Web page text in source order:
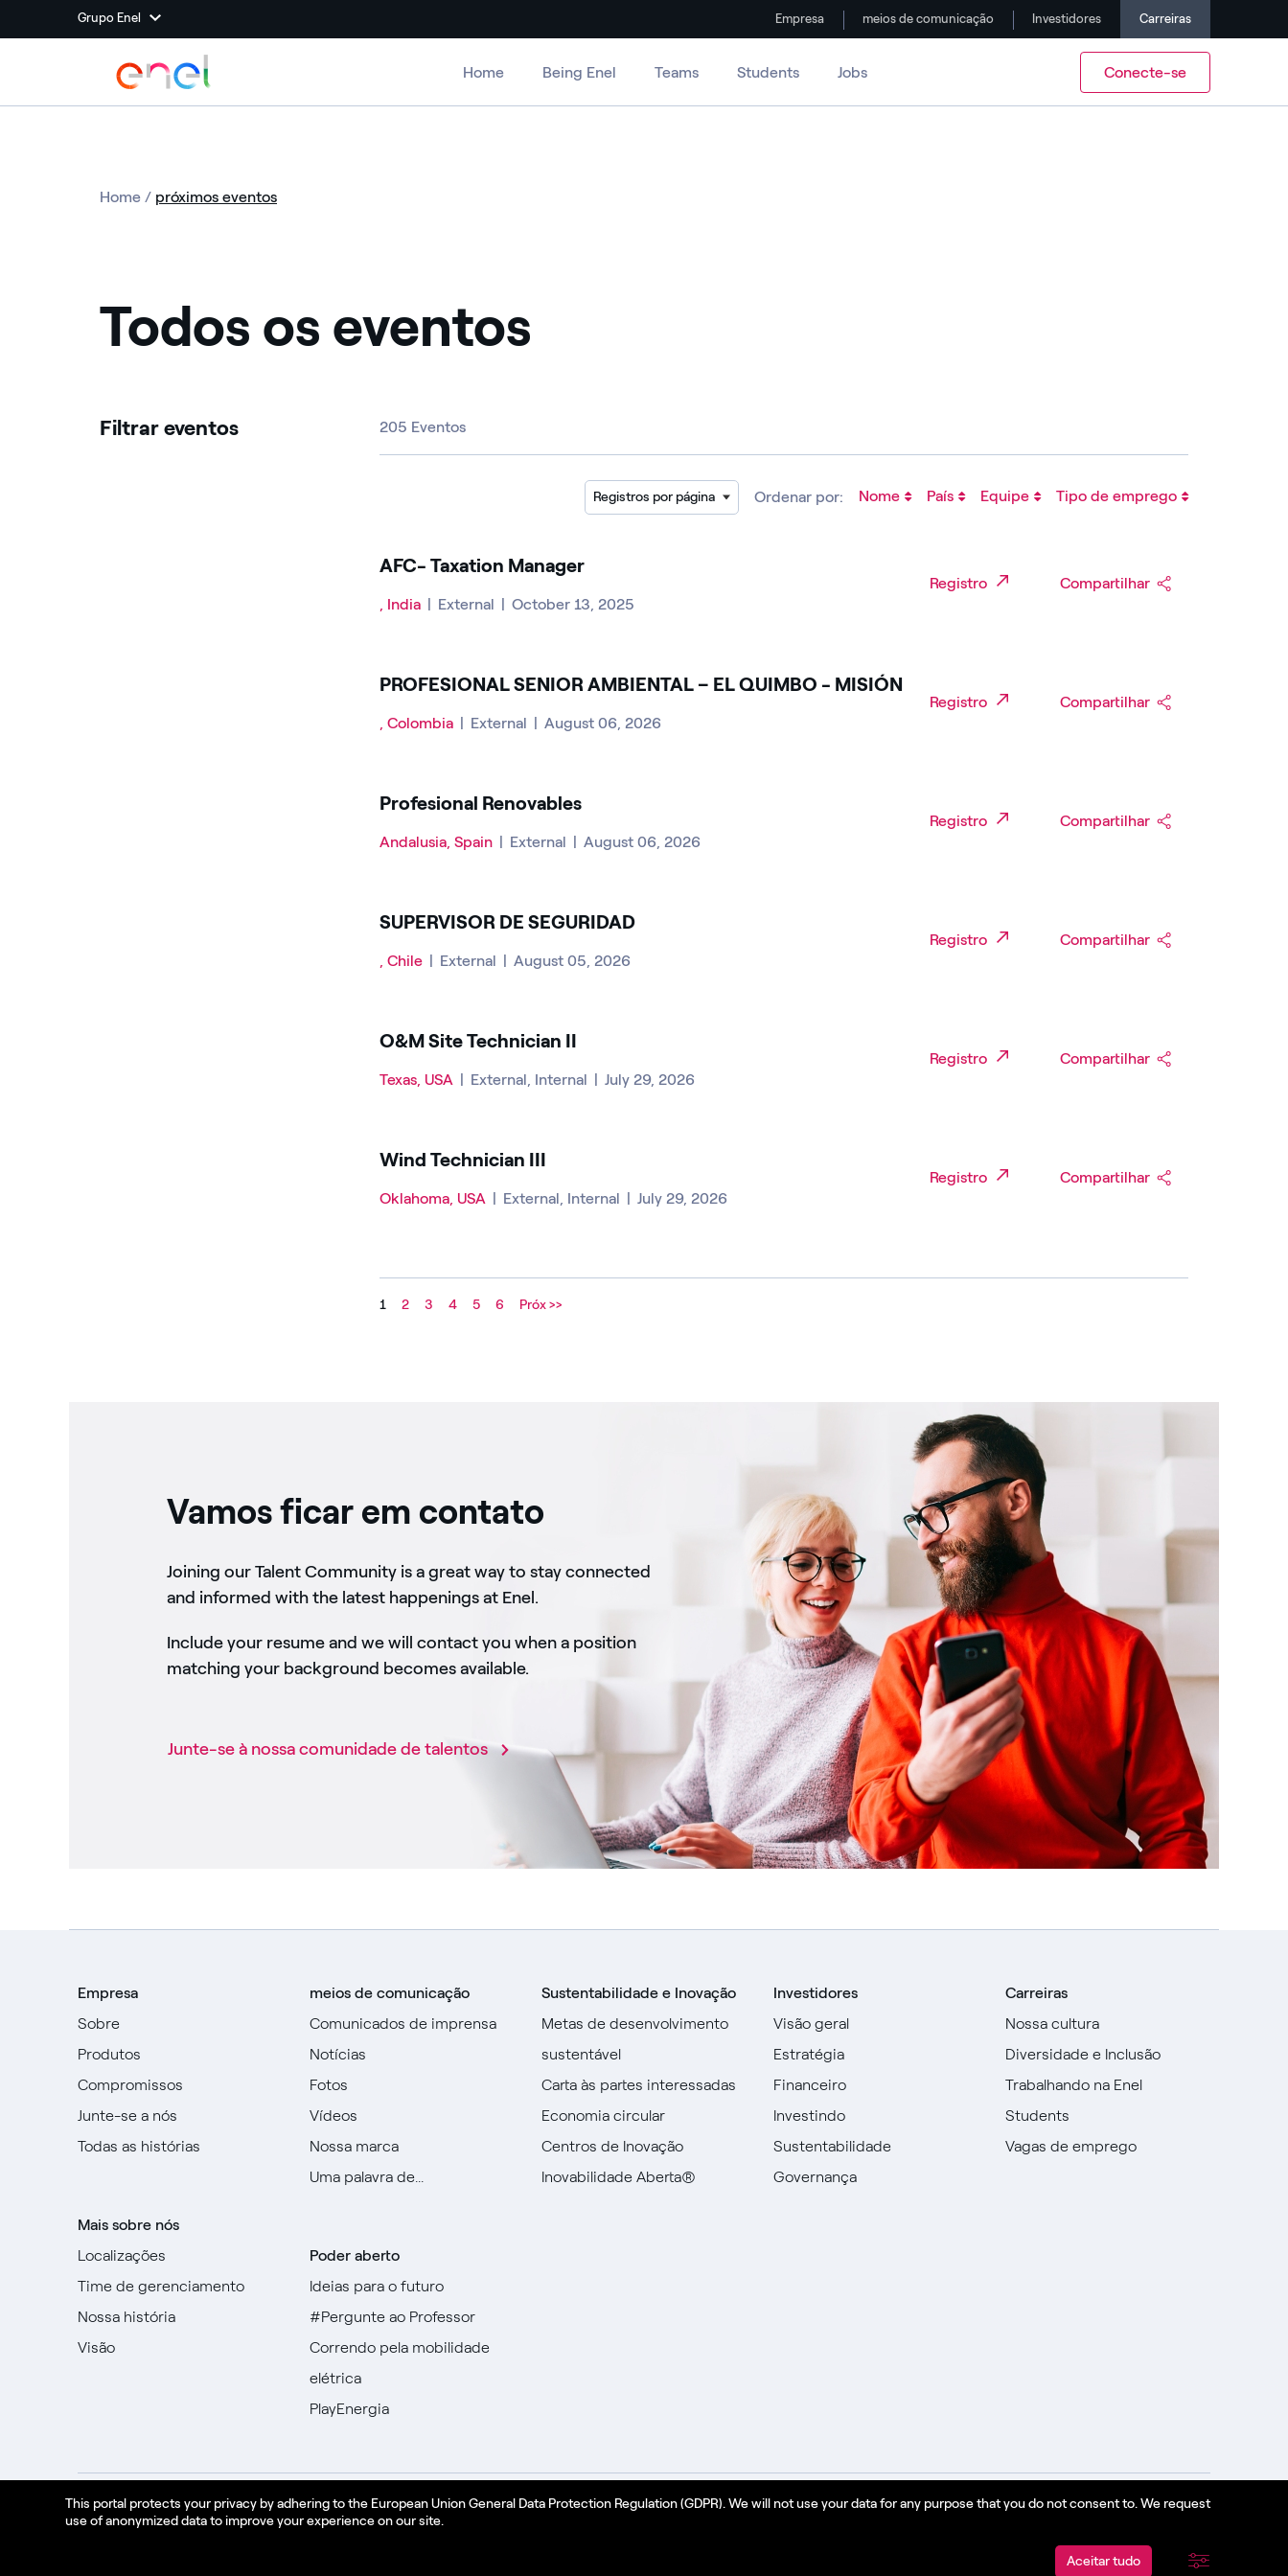
This portal protects your privacy by adhering to the European Union General Data Protection Regulation (GDPR). We will not use your data for any purpose that you do not consent to. We request
use of anonymized data to improve your experience on our site.
Aceitar tudo
Grupo Enel Empresa meios de comunicação Investidores Carreiras
Home Being Enel Teams Students Jobs Conecte-se
Home / próximos eventos
Todos os eventos
Filtrar eventos 205 Eventos
Registros por página Ordenar por:
AFC- Taxation Manager
, India | External | October 13, 2025
Registro Compartilhar
PROFESIONAL SENIOR AMBIENTAL – EL QUIMBO - MISIÓN
, Colombia | External | August 06, 2026
Registro Compartilhar
Profesional Renovables
Andalusia, Spain | External | August 06, 2026
Registro Compartilhar
SUPERVISOR DE SEGURIDAD
, Chile | External | August 05, 2026
Registro Compartilhar
O&M Site Technician II
Texas, USA | External, Internal | July 29, 2026
Registro Compartilhar
Wind Technician III
Oklahoma, USA | External, Internal | July 29, 2026
Registro Compartilhar
1 2 3 4 5 6 Próx >>
Vamos ficar em contato
Joining our Talent Community is a great way to stay connected
and informed with the latest happenings at Enel.
Include your resume and we will contact you when a position
matching your background becomes available.
Junte-se à nossa comunidade de talentos
Empresa
Sobre
Produtos
Compromissos
Junte-se a nós
Todas as histórias
Mais sobre nós
Localizações
Time de gerenciamento
Nossa história
Visão
meios de comunicação
Comunicados de imprensa
Notícias
Fotos
Vídeos
Nossa marca
Uma palavra de...
Poder aberto
Ideias para o futuro
#Pergunte ao Professor
Correndo pela mobilidade
elétrica
PlayEnergia
Sustentabilidade e Inovação
Metas de desenvolvimento
sustentável
Carta às partes interessadas
Economia circular
Centros de Inovação
Inovabilidade Aberta®
Investidores
Visão geral
Estratégia
Financeiro
Investindo
Sustentabilidade
Governança
Carreiras
Nossa cultura
Diversidade e Inclusão
Trabalhando na Enel
Students
Vagas de emprego
Créditos Jurídico política de Privacidade Política de Cookies
Português